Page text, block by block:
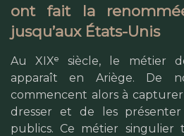
ont fait la
jusqu’aux États-Unis
Au XIXᵉ siècle, le métier
apparaît en Ariège. De
commencent alors à
dresser et de les
publics. Ce métier singulier